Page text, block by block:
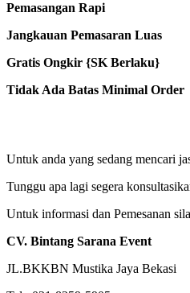
Pemasangan Rapi
Jangkauan Pemasaran Luas
Gratis Ongkir {SK Berlaku}
Tidak Ada Batas Minimal Order
Untuk anda yang sedang mencari
Tunggu apa lagi segera
Untuk informasi dan Pemesanan
CV. Bintang Sarana Event
JL.BKKBN Mustika Jaya Bekasi